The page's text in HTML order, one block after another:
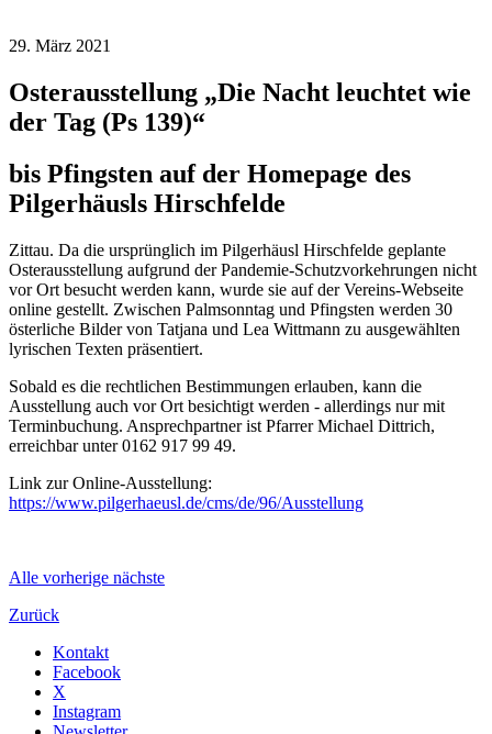
29. März 2021
Osterausstellung „Die Nacht leuchtet wie
der Tag (Ps 139)“
bis Pfingsten auf der Homepage des
Pilgerhäusls Hirschfelde
Zittau. Da die ursprünglich im Pilgerhäusl Hirschfelde geplante
Osterausstellung aufgrund der Pandemie-Schutzvorkehrungen nicht
vor Ort besucht werden kann, wurde sie auf der Vereins-Webseite
online gestellt. Zwischen Palmsonntag und Pfingsten werden 30
österliche Bilder von Tatjana und Lea Wittmann zu ausgewählten
lyrischen Texten präsentiert.
Sobald es die rechtlichen Bestimmungen erlauben, kann die
Ausstellung auch vor Ort besichtigt werden - allerdings nur mit
Terminbuchung. Ansprechpartner ist Pfarrer Michael Dittrich,
erreichbar unter 0162 917 99 49.
Link zur Online-Ausstellung:
https://www.pilgerhaeusl.de/cms/de/96/Ausstellung
Alle vorherige nächste
Zurück
Kontakt
Facebook
X
Instagram